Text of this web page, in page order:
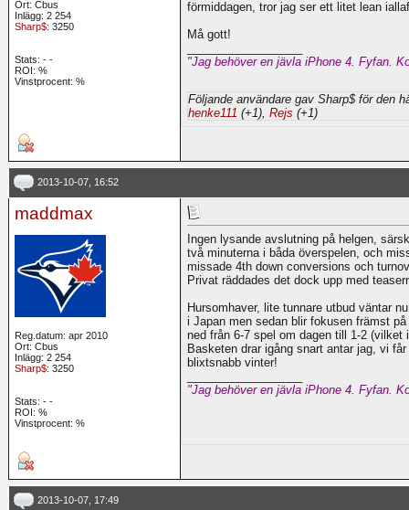
Ort: Cbus
Inlägg: 2 254
Sharp$: 3250
Stats: - -
ROI: %
Vinstprocent: %
förmiddagen, tror jag ser ett litet lean
Må gott!
"Jag behöver en jävla iPhone 4. Fyfan.
Följande användare gav Sharp$ för den
henke111 (+1), Rejs (+1)
2013-10-07, 16:52
maddmax
Reg.datum: apr 2010
Ort: Cbus
Inlägg: 2 254
Sharp$: 3250
Stats: - -
ROI: %
Vinstprocent: %
Ingen lysande avslutning på helgen,
två minuterna i båda överspelen, och
missade 4th down conversions och
Privat räddades det dock upp med
Hursomhaver, lite tunnare utbud väntar
i Japan men sedan blir fokusen främst
ned från 6-7 spel om dagen till 1-2
Basketen drar igång snart antar jag, vi
blixtsnabb vinter!
"Jag behöver en jävla iPhone 4. Fyfan.
2013-10-07, 17:49